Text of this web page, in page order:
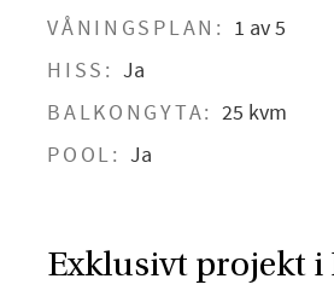
VÅNINGSPLAN:
1 av 5
HISS: Ja
BALKONGYTA: 25 kvm
POOL: Ja
Exklusivt projekt i